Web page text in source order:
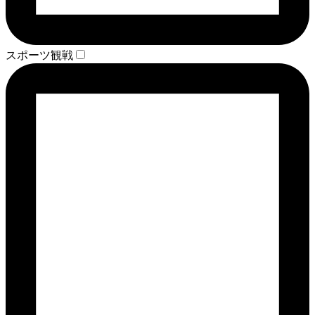
スポーツ観戦